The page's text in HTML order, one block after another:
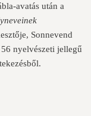
avatás után a
Sonnevend
nyelvészeti jellegű